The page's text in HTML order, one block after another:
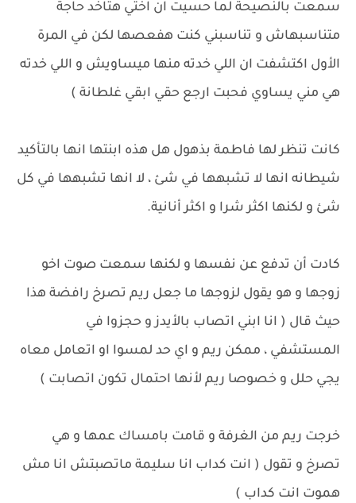
سمعت بالنصيحة لما حسيت ان اختي هتاخد حاجة
متناسبهاش و تناسبني كنت هفعصها لكن في المرة
الأول اكتشفت ان اللي خدته منها ميساويش و اللي خدته
هي مني يساوي فحبت ارجع حقي ابقي غلطانة )
كانت تنظر لها فاطمة بذهول هل هذه ابنتها انها بالتأكيد
شيطانه انها لا تشبهها في شئ ، لا انها تشبهها في كل
شئ و لكنها اكثر شرا و اكثر أنانية.
كادت أن تدفع عن نفسها و لكنها سمعت صوت اخو
زوجها و هو يقول لزوجها ما جعل ريم تصرخ رافضة هذا
حيث قال ( انا ابني اتصاب بالأيدز و حجزوا في
المستشفي ، ممكن ريم و اي حد لمسوا او اتعامل معاه
يجي حلل و خصوصا ريم لأنها احتمال تكون اتصابت )
خرجت ريم من الغرفة و قامت بامساك عمها و هي
تصرخ و تقول ( انت كداب انا سليمة ماتصبتش انا مش
هموت انت كداب )